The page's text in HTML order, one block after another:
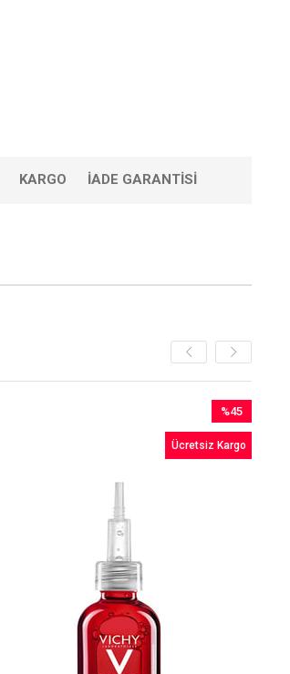
KARGO İADE GARANTISI
%45
İndirim
%45İndirim
Ücretsiz Kargo